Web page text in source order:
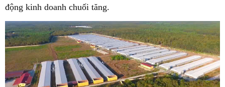
động kinh doanh chuối tăng.